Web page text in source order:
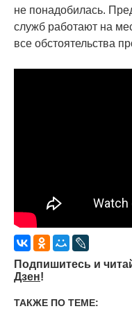
не понадобилась.
служб работают на
все обстоятельства
Подпишитесь и
Дзен!
ТАКЖЕ ПО ТЕМЕ: